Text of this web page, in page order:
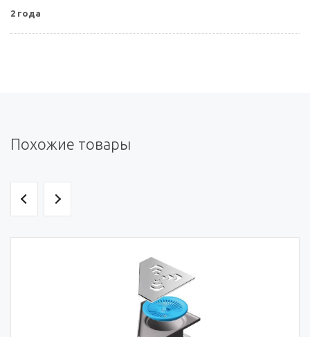
2 года
Похожие товары